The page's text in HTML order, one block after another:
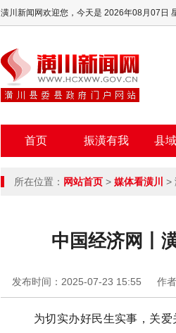
潢川新闻网欢迎您， 今天是 2026年08月07日
首页 振潢有我 县
所在位置： 网站首页 > 媒体看潢川 >
中国经济网丨
发布时间：2025-07-23 15:55 作
为切实办好民生实事，关爱